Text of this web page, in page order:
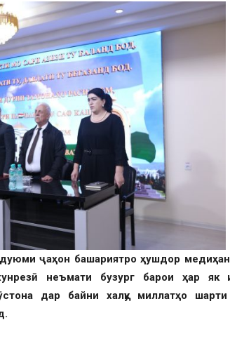
ҷаҳон башариятро ҳушдор
неъмати бузург барои ҳар як
дар байни халқу миллатҳо